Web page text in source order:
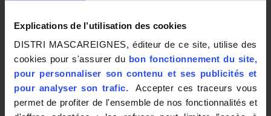
Explications de l’utilisation des cookies
DISTRI MASCAREIGNES, éditeur de ce site, utilise des
cookies pour s'assurer du bon fonctionnement du site,
pour personnaliser son contenu et ses publicités et
pour analyser son trafic. Accepter ces traceurs vous
permet de profiter de l'ensemble de nos fonctionnalités et
Valoriser